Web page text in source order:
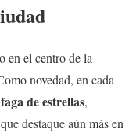
en el centro de la
novedad, en cada
de estrellas,
destaque aún más en